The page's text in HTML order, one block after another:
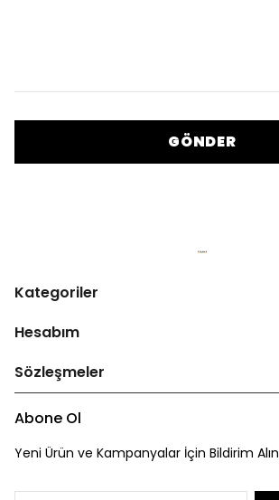
GÖNDER
Kategoriler
Hesabım
Sözleşmeler
Abone Ol
Yeni Ürün ve Kampanyalar İçin Bildirim Alın